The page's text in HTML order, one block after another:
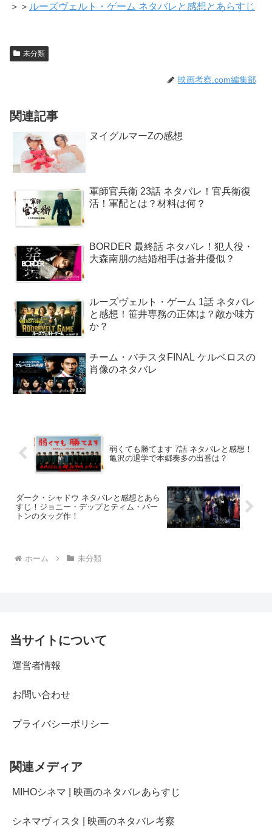
＞＞ ルーズヴェルト・ゲーム ネタバレと感想とあらすじ
未分類
映画考察.com編集部
関連記事
ヌイグルマーZの感想
軍師官兵衛 23話 ネタバレ！官兵衛復
活！軍配とは？材料は何？
BORDER 最終話 ネタバレ！犯人役・
大森南朋の結婚相手は蒼井優似？
ルーズヴェルト・ゲーム 1話 ネタバレ
と感想！笹井専務の正体は？敵か味方
か？
チーム・バチスタFINAL ケルベロスの
肖像のネタバレ
弱くても勝てます 7話 ネタバレと感想！
亀沢の退学で本郷奏多の出番は？
ダーク・シャドウ ネタバレと感想とあら
すじ！ジョニー・デップとティム・バー
トンのタッグ作！
ホーム 未分類
当サイトについて
運営者情報
お問い合わせ
プライバシーポリシー
関連メディア
MIHOシネマ | 映画のネタバレあらすじ
シネマヴィスタ | 映画のネタバレ考察